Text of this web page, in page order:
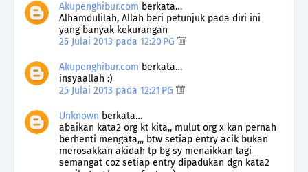
Akupenghibur.com berkata…
Alhamdulilah, Allah beri petunjuk pada diri ini
yang banyak kekurangan
25 Julai 2013 pada 12:20 PG
Akupenghibur.com berkata…
insyaallah :)
25 Julai 2013 pada 12:21 PG
Unknown berkata…
abaikan kata2 org kt kita,, mulut org x kan pernah
berhenti mengata,,, btw setiap entry acik bukan
merosakkan akidah tp bg sy menaikkan lagi
semangat coz setiap entry dipadukan dgn kata2